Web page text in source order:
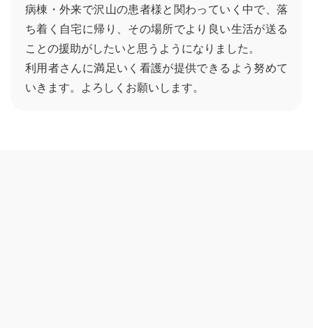
病棟・外来で沢山の患者様と関わっていく中で、落
ち着く自宅に帰り、その場所でより良い生活が送る
ことの援助がしたいと思うようになりました。
利用者さんに満足いく看護が提供できるよう努めて
いきます。よろしくお願いします。